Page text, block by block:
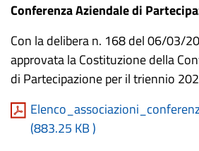
Conferenza Aziendale di
Con la delibera n. 168 del 06/03/
approvata la Costituzione della
di Partecipazione per il triennio
(883.25 KB)